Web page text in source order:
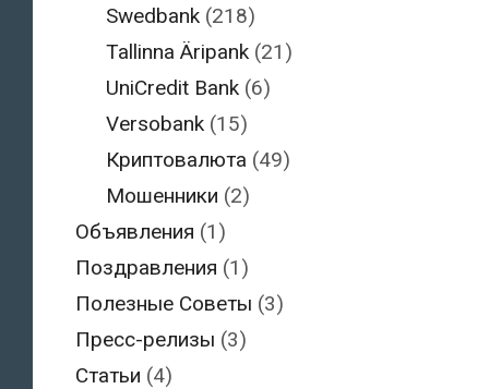
Swedbank (218)
Tallinna Äripank (21)
UniCredit Bank (6)
Versobank (15)
Криптовалюта (49)
Мошенники (2)
Объявления (1)
Поздравления (1)
Полезные Советы (3)
Пресс-релизы (3)
Статьи (4)